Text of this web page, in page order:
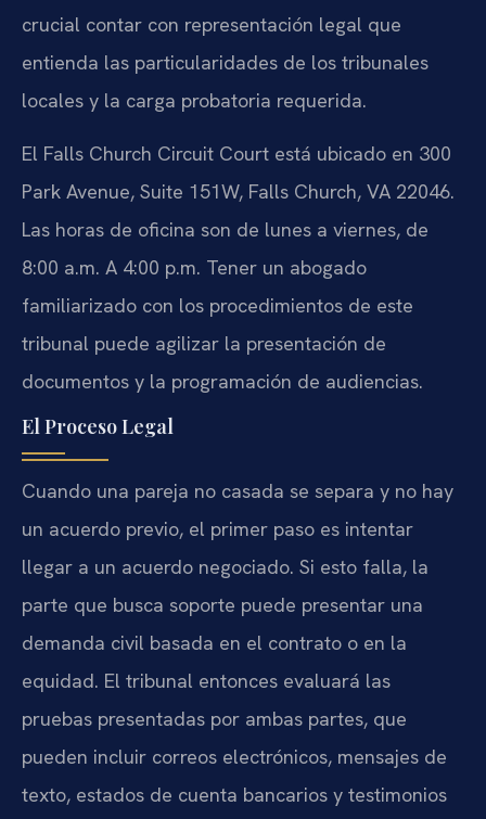
crucial contar con representación legal que
entienda las particularidades de los tribunales
locales y la carga probatoria requerida.
El Falls Church Circuit Court está ubicado en 300
Park Avenue, Suite 151W, Falls Church, VA 22046.
Las horas de oficina son de lunes a viernes, de
8:00 a.m. A 4:00 p.m. Tener un abogado
familiarizado con los procedimientos de este
tribunal puede agilizar la presentación de
documentos y la programación de audiencias.
El Proceso Legal
Cuando una pareja no casada se separa y no hay
un acuerdo previo, el primer paso es intentar
llegar a un acuerdo negociado. Si esto falla, la
parte que busca soporte puede presentar una
demanda civil basada en el contrato o en la
equidad. El tribunal entonces evaluará las
pruebas presentadas por ambas partes, que
pueden incluir correos electrónicos, mensajes de
texto, estados de cuenta bancarios y testimonios